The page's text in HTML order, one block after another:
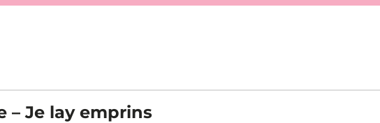
– Je lay emprins